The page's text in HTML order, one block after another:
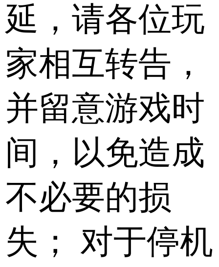
延，请各位玩
家相互转告，
并留意游戏时
间，以免造成
不必要的损
失； 对于停机